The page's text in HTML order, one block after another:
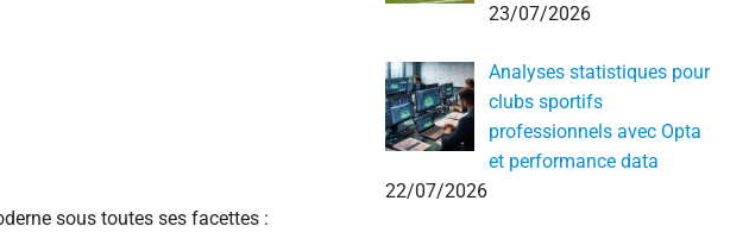
sous toutes ses facettes :
23/07/2026
Analyses statistiques pour
clubs sportifs
professionnels avec Opta
et performance data
22/07/2026